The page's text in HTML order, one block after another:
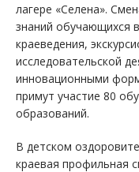
лагере «Селена».
знаний обучающихся
краеведения,
исследовательской
инновационными
примут участие 80
образований.
В детском
краевая профильная